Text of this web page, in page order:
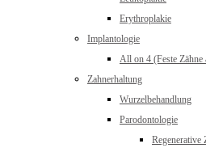
Erythroplakie
Implantologie
All on 4 (Feste Zähne
Zahnerhaltung
Wurzelbehandlung
Parodontologie
Regenerative